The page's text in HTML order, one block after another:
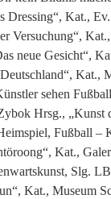
Dressing“, Kat.,
Versuchung“,
neue Gesicht“,
Kat.,
sehen
Hrsg., „Kunst
Fußball
Kat.,
Slg.
Kat., Museum